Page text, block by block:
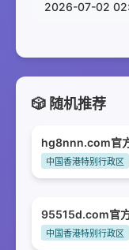
2026-07-02
🎲 随机推荐
hg8nnn.com官
中国香港特别行政区
95515d.com官
中国香港特别行政区